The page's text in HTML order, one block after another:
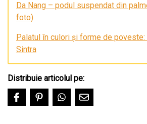
Da Nang – podul suspendat din
foto)
Palatul în culori și forme de
Sintra
Distribuie articolul pe: